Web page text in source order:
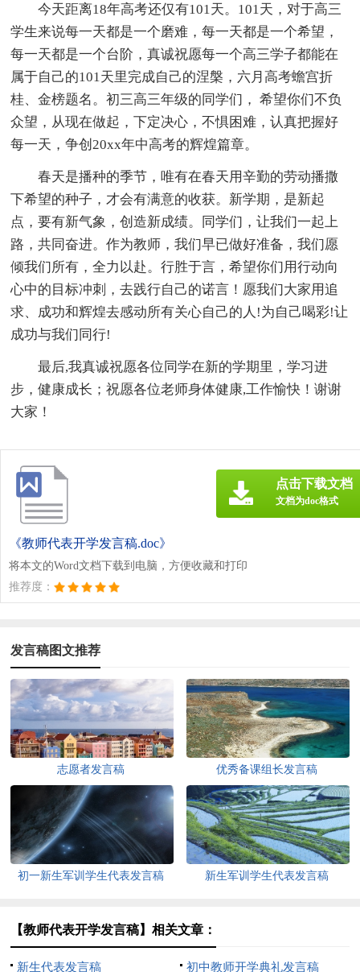
今天距离18年高考还仅有101天。101天，对于高三
学生来说每一天都是一个磨难，每一天都是一个希望，
每一天都是一个台阶，真诚祝愿每一个高三学子都能在
属于自己的101天里完成自己的涅槃，六月高考蟾宫折
桂、金榜题名。初三高三年级的同学们， 希望你们不负
众望，从现在做起，下定决心，不惧困难，认真把握好
每一天，争创20xx年中高考的辉煌篇章。
春天是播种的季节，唯有在春天用辛勤的劳动播撒
下希望的种子，才会有满意的收获。新学期，是新起
点，要有新气象，创造新成绩。同学们，让我们一起上
路，共同奋进。作为教师，我们早已做好准备，我们愿
倾我们所有，全力以赴。行胜于言，希望你们用行动向
心中的目标冲刺，去践行自己的诺言！愿我们大家用追
求、成功和辉煌去感动所有关心自己的人!为自己喝彩!让
成功与我们同行!
最后,我真诚祝愿各位同学在新的学期里，学习进
步，健康成长；祝愿各位老师身体健康,工作愉快！谢谢
大家！
《教师代表开学发言稿.doc》
将本文的Word文档下载到电脑，方便收藏和打印
推荐度：
点击下载文档
文档为doc格式
发言稿图文推荐
志愿者发言稿 优秀备课组长发言稿
初一新生军训学生代表发言稿 新生军训学生代表发言稿
【教师代表开学发言稿】相关文章：
新生代表发言稿 初中教师开学典礼发言稿